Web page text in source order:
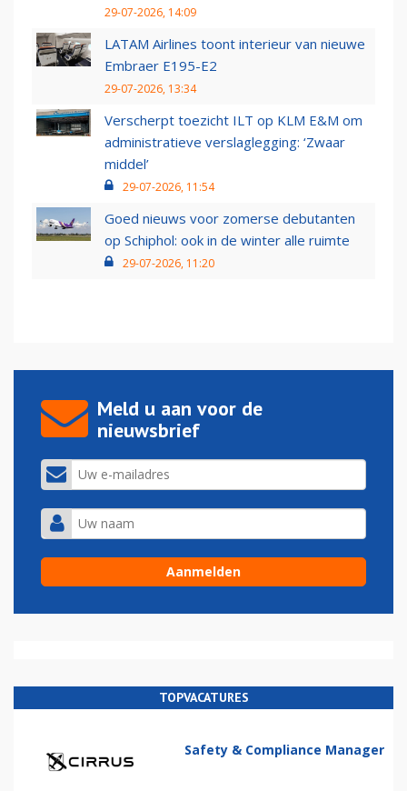
29-07-2026, 14:09
LATAM Airlines toont interieur van nieuwe
Embraer E195-E2
29-07-2026, 13:34
Verscherpt toezicht ILT op KLM E&M om
administratieve verslaglegging: ‘Zwaar
middel’
29-07-2026, 11:54
Goed nieuws voor zomerse debutanten
op Schiphol: ook in de winter alle ruimte
29-07-2026, 11:20
Meld u aan voor de
nieuwsbrief
TOPVACATURES
Safety & Compliance Manager